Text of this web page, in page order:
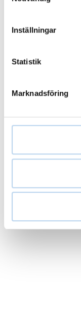
Inställningar
Statistik
Marknadsföring